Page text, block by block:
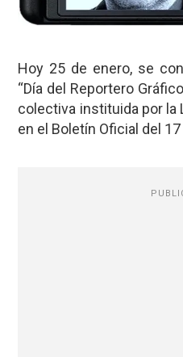
Hoy 25 de enero, se
“Día del Reportero
colectiva instituida por la
en el Boletín Oficial del